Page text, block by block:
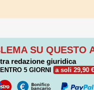
SU QUESTO
redazione giuridica
ENTRO 5 GIORNI a soli 29,90 €